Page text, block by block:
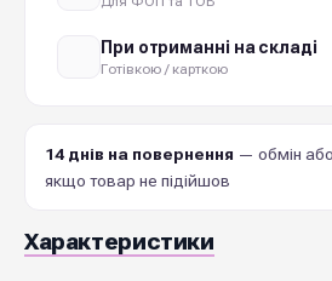
При отриманні на складі
Готівкою / карткою
14 днів на повернення — обмін
якщо товар не підійшов
Характеристики